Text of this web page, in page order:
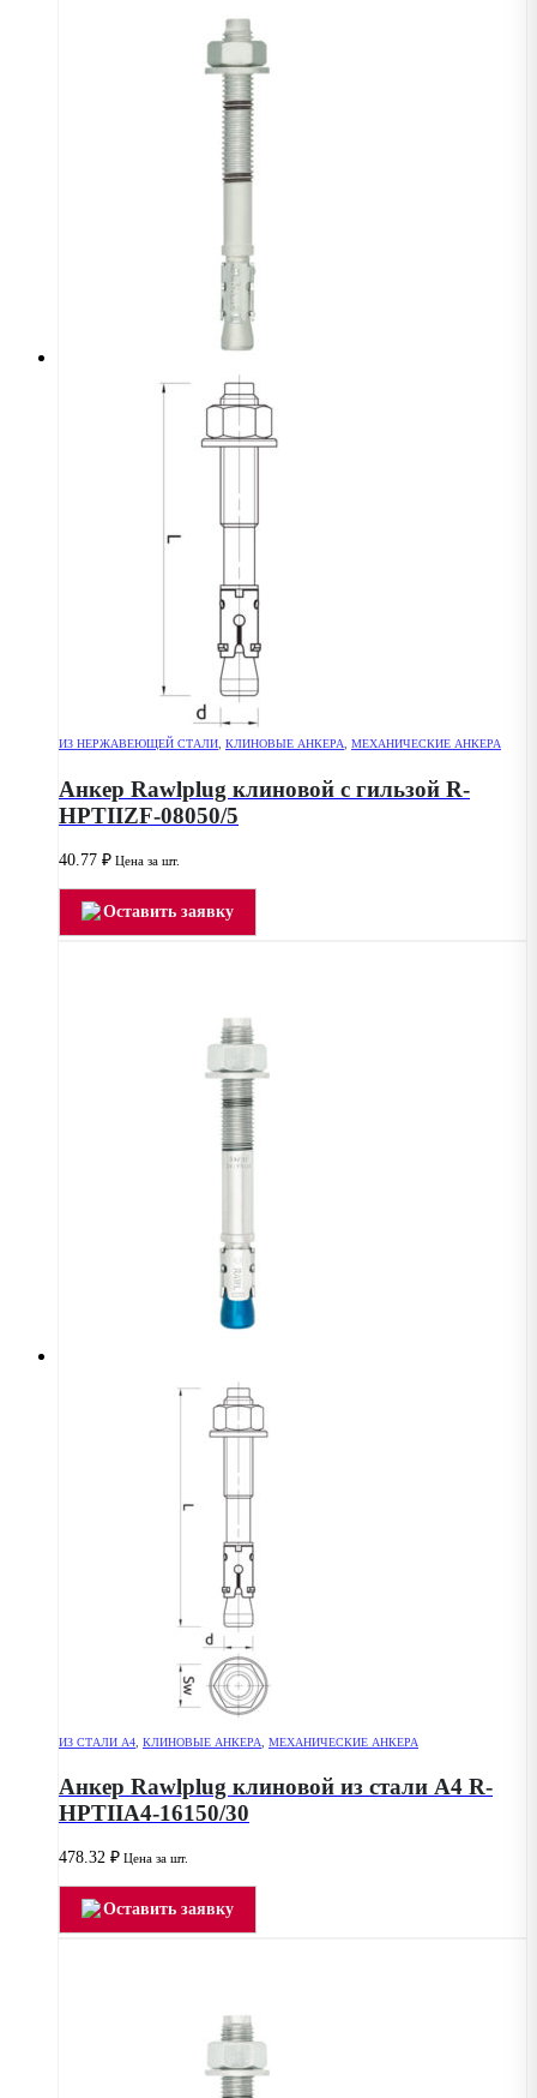
ИЗ НЕРЖАВЕЮЩЕЙ СТАЛИ, КЛИНОВЫЕ АНКЕРА, МЕХАНИЧЕСКИЕ АНКЕРА
Анкер Rawlplug клиновой с гильзой R-
HPTIIZF-08050/5
40.77 ₽ Цена за шт.
Оставить заявку
ИЗ СТАЛИ А4 КЛИНОВЫЕ АНКЕРА МЕХАНИЧЕСКИЕ АНКЕРА
Анкер Rawlplug клиновой из стали А4 R-
HPTIIA4-16150/30
478.32 ₽ Цена за шт.
Оставить заявку